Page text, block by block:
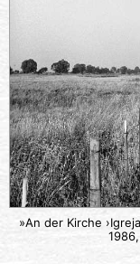
»An der Kirche